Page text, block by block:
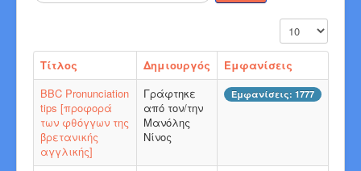
Εμφάνιση #
Τίτλος Δημιουργός
Εμφανίσεις
BBC Pronunciation
tips [προφορά
των φθόγγων της
βρετανικής
αγγλικής]
Γράφτηκε
από τον/την
Μανόλης
Νίνος
Εμφανίσεις: 1777